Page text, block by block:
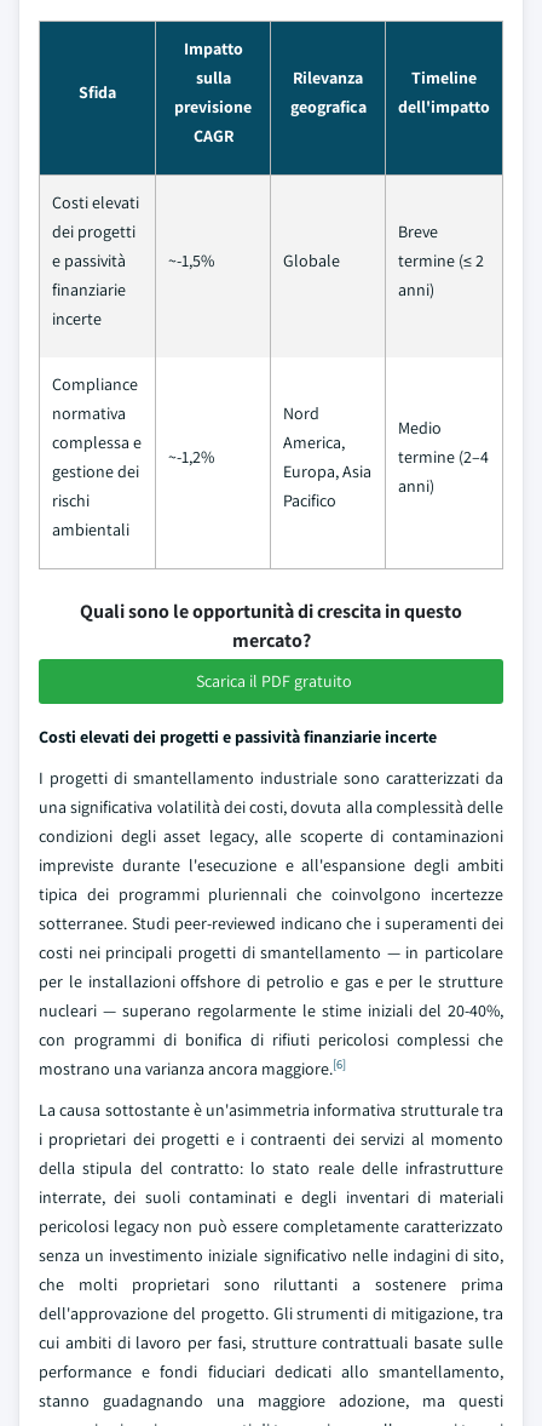
Sfida
Impatto
sulla
previsione
CAGR
Rilevanza
geografica
Timeline
dell'impatto
Costi elevati
dei progetti
e passività
finanziarie
incerte
~-1,5% Globale
Breve
termine (≤ 2
anni)
Compliance
normativa
complessa e
gestione dei
rischi
ambientali
~-1,2%
Nord
America,
Europa, Asia
Pacifico
Medio
termine (2–4
anni)
Quali sono le opportunità di crescita in questo
mercato?
Scarica il PDF gratuito
Costi elevati dei progetti e passività finanziarie incerte
I progetti di smantellamento industriale sono caratterizzati da
una significativa volatilità dei costi, dovuta alla complessità delle
condizioni degli asset legacy, alle scoperte di contaminazioni
impreviste durante l'esecuzione e all'espansione degli ambiti
tipica dei programmi pluriennali che coinvolgono incertezze
sotterranee. Studi peer-reviewed indicano che i superamenti dei
costi nei principali progetti di smantellamento — in particolare
per le installazioni offshore di petrolio e gas e per le strutture
nucleari — superano regolarmente le stime iniziali del 20-40%,
con programmi di bonifica di rifiuti pericolosi complessi che
mostrano una varianza ancora maggiore.[6]
La causa sottostante è un'asimmetria informativa strutturale tra
i proprietari dei progetti e i contraenti dei servizi al momento
della stipula del contratto: lo stato reale delle infrastrutture
interrate, dei suoli contaminati e degli inventari di materiali
pericolosi legacy non può essere completamente caratterizzato
senza un investimento iniziale significativo nelle indagini di sito,
che molti proprietari sono riluttanti a sostenere prima
dell'approvazione del progetto. Gli strumenti di mitigazione, tra
cui ambiti di lavoro per fasi, strutture contrattuali basate sulle
performance e fondi fiduciari dedicati allo smantellamento,
stanno guadagnando una maggiore adozione, ma questi